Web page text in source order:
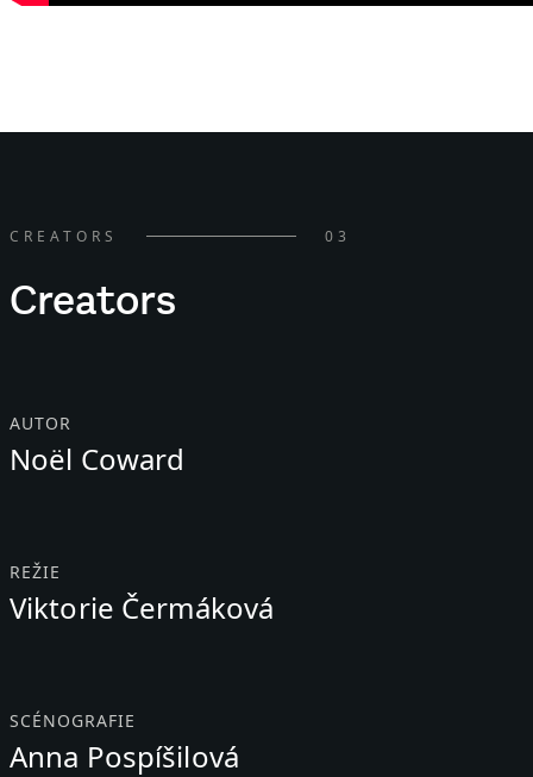
Creators
CREATORS 03
AUTOR
Noël Coward
REŽIE
Viktorie Čermáková
SCÉNOGRAFIE
Anna Pospíšilová